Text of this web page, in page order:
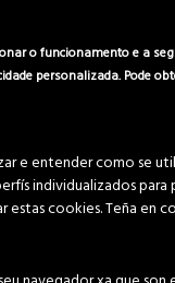
Piñeiro 22,
Legal e Política de
Montes Veciñais en
o funcionamento e a
personalizada. Pode
e entender como se
individualizados
cookies. Teña